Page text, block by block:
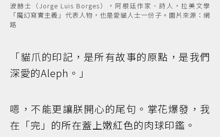
波赫士（Jorge Luis Borges），阿根廷作家、詩人，拉美文學
「魔幻寫實主義」代表人物，也是愛貓人士一份子。圖片來源：網
路
「貓爪的印記，是所有故事的原點，是我們
深愛的Aleph。」
嗯，不能更讓朕開心的尾句。掌花爆發，我
在「完」的所在蓋上嫩紅色的肉球印鑑。